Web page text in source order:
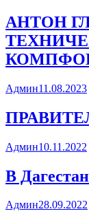
АНТОН
Админ11.08.2023
Админ10.11.2022
В
Админ28.09.2022